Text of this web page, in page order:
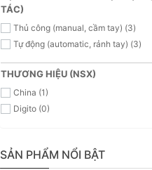
TÁC)
Thủ công (manual, cầm tay) (3)
Tự động (automatic, rảnh tay) (3)
THƯƠNG HIỆU (NSX)
China (1)
Digito (0)
SẢN PHẨM NỔI BẬT